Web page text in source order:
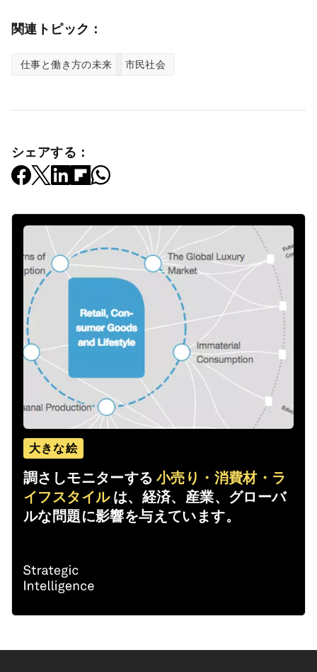
関連トピック：
仕事と働き方の未来 市民社会
シェアする：
大きな絵
調さしモニターする 小売り・消費材・ラ
イフスタイル は、経済、産業、グローバ
ルな問題に影響を与えています。